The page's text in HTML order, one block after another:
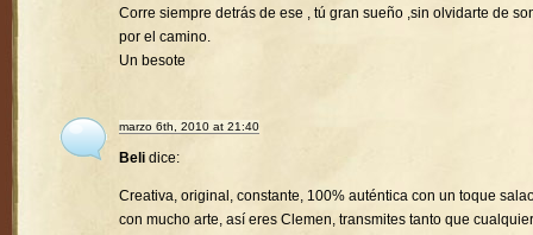
Corre siempre detrás de ese , tú gran sueño ,sin olvidarte de
por el camino.
Un besote
marzo 6th, 2010 at 21:40
Beli dice:
Creativa, original, constante, 100% auténtica con un toque
con mucho arte, así eres Clemen, transmites tanto que cualquier